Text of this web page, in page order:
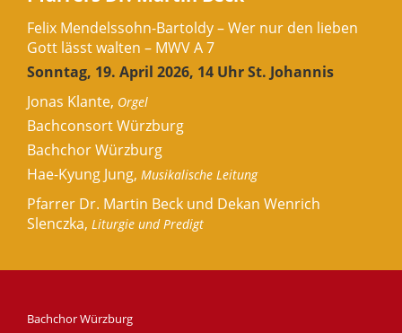
Felix Mendelssohn-Bartoldy – Wer nur den lieben
Gott lässt walten – MWV A 7
Sonntag, 19. April 2026, 14 Uhr St. Johannis
Jonas Klante, Orgel
Bachconsort Würzburg
Bachchor Würzburg
Hae-Kyung Jung, Musikalische Leitung
Pfarrer Dr. Martin Beck und Dekan Wenrich
Slenczka, Liturgie und Predigt
Bachchor Würzburg